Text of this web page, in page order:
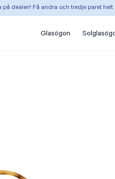
på dealen! Få andra och tredje paret
Glasögon